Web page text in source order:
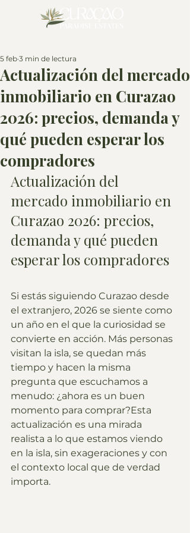
Actualización del mercado
inmobiliario en Curazao
2026: precios, demanda y
qué pueden esperar los
compradores
5 feb 3 min de lectura
Actualización del
mercado inmobiliario en
Curazao 2026: precios,
demanda y qué pueden
esperar los compradores
Si estás siguiendo Curazao desde
el extranjero, 2026 se siente como
un año en el que la curiosidad se
convierte en acción. Más personas
visitan la isla, se quedan más
tiempo y hacen la misma
pregunta que escuchamos a
menudo: ¿ahora es un buen
momento para comprar?Esta
actualización es una mirada
realista a lo que estamos viendo
en la isla, sin exageraciones y con
el contexto local que de verdad
importa.